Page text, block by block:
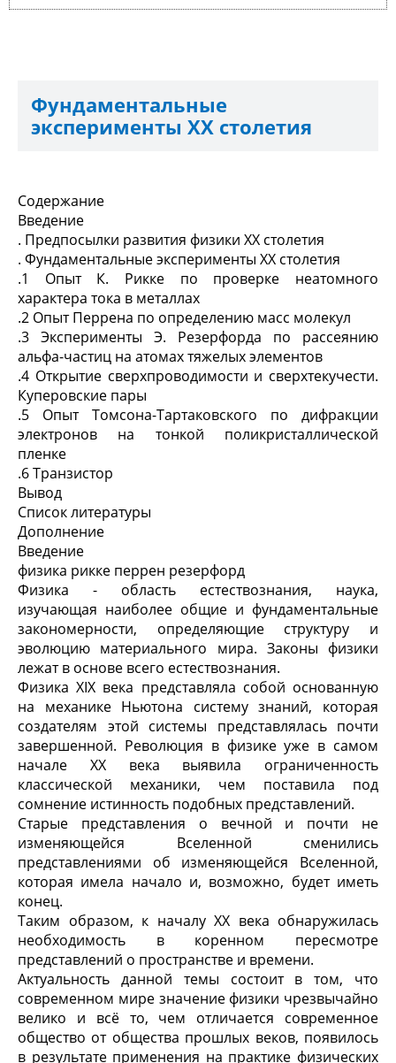
Фундаментальные
эксперименты ХХ столетия
Содержание
Введение
. Предпосылки развития физики ХХ столетия
. Фундаментальные эксперименты ХХ столетия
.1 Опыт К. Рикке по проверке неатомного
характера тока в металлах
.2 Опыт Перрена по определению масс молекул
.3 Эксперименты Э. Резерфорда по рассеянию
альфа-частиц на атомах тяжелых элементов
.4 Открытие сверхпроводимости и сверхтекучести.
Куперовские пары
.5 Опыт Томсона-Тартаковского по дифракции
электронов на тонкой поликристаллической
пленке
.6 Транзистор
Вывод
Список литературы
Дополнение
Введение
физика рикке перрен резерфорд
Физика - область естествознания, наука,
изучающая наиболее общие и фундаментальные
закономерности, определяющие структуру и
эволюцию материального мира. Законы физики
лежат в основе всего естествознания.
Физика XIX века представляла собой основанную
на механике Ньютона систему знаний, которая
создателям этой системы представлялась почти
завершенной. Революция в физике уже в самом
начале ХХ века выявила ограниченность
классической механики, чем поставила под
сомнение истинность подобных представлений.
Старые представления о вечной и почти не
изменяющейся Вселенной сменились
представлениями об изменяющейся Вселенной,
которая имела начало и, возможно, будет иметь
конец.
Таким образом, к началу ХХ века обнаружилась
необходимость в коренном пересмотре
представлений о пространстве и времени.
Актуальность данной темы состоит в том, что
современном мире значение физики чрезвычайно
велико и всё то, чем отличается современное
общество от общества прошлых веков, появилось
в результате применения на практике физических